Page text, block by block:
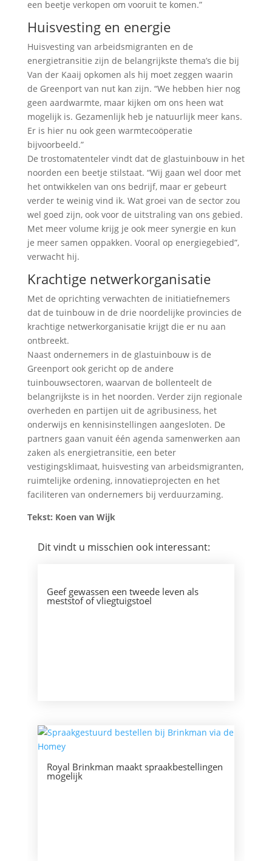
een beetje verkopen om vooruit te komen.”
Huisvesting en energie
Huisvesting van arbeidsmigranten en de
energietransitie zijn de belangrijkste thema’s die bij
Van der Kaaij opkomen als hij moet zeggen waarin
de Greenport van nut kan zijn. “We hebben hier nog
geen aardwarmte, maar kijken om ons heen wat
mogelijk is. Gezamenlijk heb je natuurlijk meer kans.
Er is hier nu ook geen warmtecoöperatie
bijvoorbeeld.”
De trostomatenteler vindt dat de glastuinbouw in het
noorden een beetje stilstaat. “Wij gaan wel door met
het ontwikkelen van ons bedrijf, maar er gebeurt
verder te weinig vind ik. Wat groei van de sector zou
wel goed zijn, ook voor de uitstraling van ons gebied.
Met meer volume krijg je ook meer synergie en kun
je meer samen oppakken. Vooral op energiegebied”,
verwacht hij.
Krachtige netwerkorganisatie
Met de oprichting verwachten de initiatiefnemers
dat de tuinbouw in de drie noordelijke provincies de
krachtige netwerkorganisatie krijgt die er nu aan
ontbreekt.
Naast ondernemers in de glastuinbouw is de
Greenport ook gericht op de andere
tuinbouwsectoren, waarvan de bollenteelt de
belangrijkste is in het noorden. Verder zijn regionale
overheden en partijen uit de agribusiness, het
onderwijs en kennisinstellingen aangesloten. De
partners gaan vanuit één agenda samenwerken aan
zaken als energietransitie, een beter
vestigingsklimaat, huisvesting van arbeidsmigranten,
ruimtelijke ordening, innovatieprojecten en het
faciliteren van ondernemers bij verduurzaming.
Tekst: Koen van Wijk
Dit vindt u misschien ook interessant:
Geef gewassen een tweede leven als
meststof of vliegtuigstoel
Royal Brinkman maakt spraakbestellingen
mogelijk